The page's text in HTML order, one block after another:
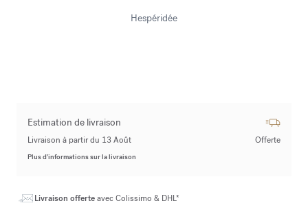
Hespéridée
Estimation de livraison
Livraison à partir du 13 Août Offerte
Plus d’informations sur la livraison
Livraison offerteavec Colissimo & DHL*